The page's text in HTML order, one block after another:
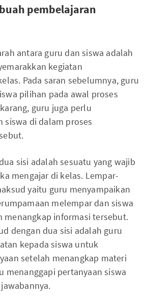
pembelajaran
antara guru dan siswa adalah
kegiatan
Pada saran sebelumnya, guru
pilihan pada awal proses
guru juga perlu
siswa di dalam proses
sisi adalah sesuatu yang wajib
mengajar di kelas. Lempar-
yaitu guru menyampaikan
melempar dan siswa
menangkap informasi tersebut.
dengan dua sisi adalah guru
kepada siswa untuk
setelah menangkap materi
menanggapi pertanyaan siswa